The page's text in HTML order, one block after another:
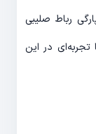
رباط صلیبی
تجربه‌ای در این